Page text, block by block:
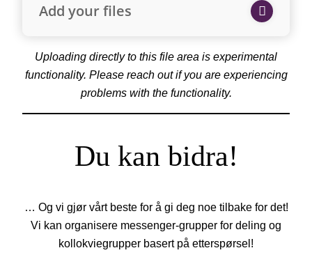
Add your files
Uploading directly to this file area is experimental
functionality. Please reach out if you are experiencing
problems with the functionality.
Du kan bidra!
… Og vi gjør vårt beste for å gi deg noe tilbake for det!
Vi kan organisere messenger-grupper for deling og
kollokviegrupper basert på etterspørsel!